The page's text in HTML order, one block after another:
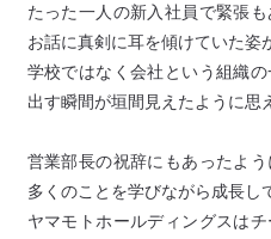
たった一人の新入社員で緊張
お話に真剣に耳を傾けていた姿
学校ではなく会社という組織
出す瞬間が垣間見えたように思
営業部長の祝辞にもあったよ
多くのことを学びながら成長し
ヤマモトホールディングスは